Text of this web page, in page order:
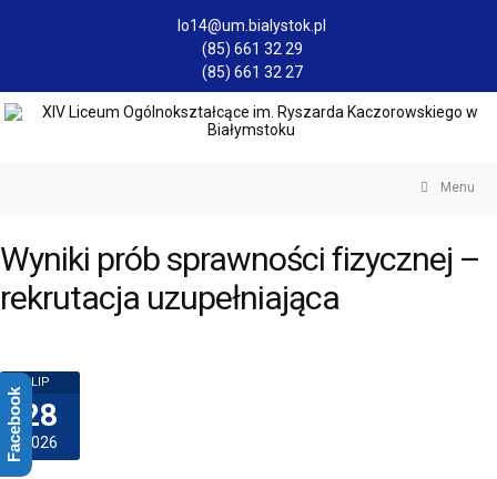
lo14@um.bialystok.pl
(85) 661 32 29
(85) 661 32 27
Menu
Wyniki prób sprawności fizycznej –
rekrutacja uzupełniająca
LIP
28
2026
Facebook